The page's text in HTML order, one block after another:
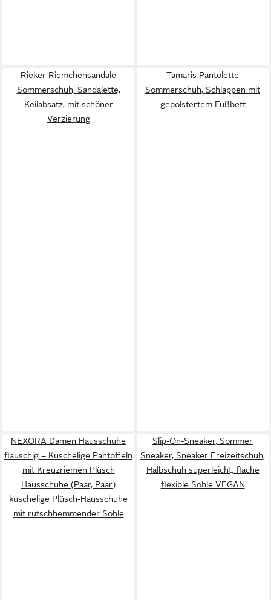
Rieker Riemchensandale
Sommerschuh, Sandalette,
Keilabsatz, mit schöner
Verzierung
Tamaris Pantolette
Sommerschuh, Schlappen mit
gepolstertem Fußbett
NEXORA Damen Hausschuhe
flauschig – Kuschelige Pantoffeln
mit Kreuzriemen Plüsch
Hausschuhe (Paar, Paar)
kuschelige Plüsch-Hausschuhe
mit rutschhemmender Sohle
Slip-On-Sneaker, Sommer
Sneaker, Sneaker Freizeitschuh,
Halbschuh superleicht, flache
flexible Sohle VEGAN